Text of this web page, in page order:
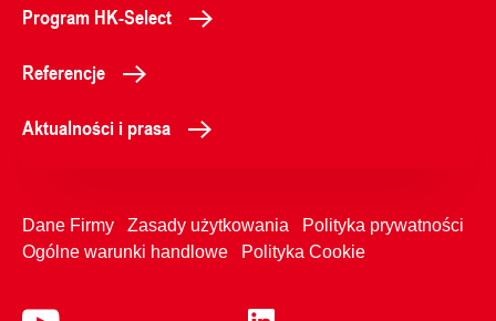
Program HK-Select
Referencje
Aktualności i prasa
Dane Firmy Zasady użytkowania
Polityka prywatności
Ogólne warunki handlowe
Polityka Cookie